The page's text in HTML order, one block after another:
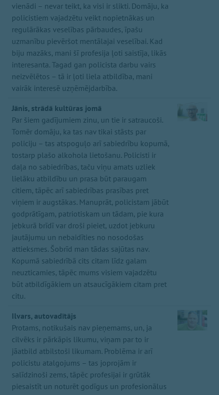
vienādi – nevar teikt, ka visi ir slikti. Domāju, ka
policistiem vajadzētu veikt nopietnākas un
regulārākas veselības pārbaudes, īpašu
uzmanību pievēršot mentālajai veselībai. Kad
biju mazāks, mani šī profesija ļoti saistīja, likās
interesanta. Tagad gan policista darbu vairs
neizvēlētos – tā ir ļoti liela atbildība, mani
vairāk interesē uzņēmējdarbība.
Jānis, strādā kultūras jomā
Par šiem gadījumiem zinu, un tie ir satraucoši.
Tomēr domāju, ka tas nav tikai stāsts par
policiju – tas atspoguļo arī sabiedrību kopumā,
tostarp plašo alkohola lietošanu. Policisti ir
daļa no sabiedrības, taču viņu amats uzliek
lielāku atbildību un prasa būt paraugam
citiem, tāpēc arī sabiedrības prasības pret
viņiem ir augstākas. Manuprāt, policistam jābūt
godprātīgam, patriotiskam un tādam, pie kura
jebkurā brīdī var droši pieiet, uzdot jebkuru
jautājumu un nebaidīties no nosodošas
attieksmes. Šobrīd man tādas sajūtas nav.
Kopumā sabiedrībā cits citam līdz galam
neuzticamies, tāpēc mums visiem vajadzētu
būt atbildīgākiem un atsaucīgākiem citam pret
citu.
Ilvars, autovadītājs
Protams, notikušais nav pieņemams, un, ja
cilvēks ir pārkāpis likumu, viņam par to ir
jāatbild atbilstoši likumam. Problēma ir arī
policistu atalgojums – tas joprojām ir
salīdzinoši zems, tāpēc profesijai ir grūtāk
piesaistīt un noturēt godīgus un profesionālus